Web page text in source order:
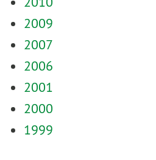
2009
2007
2006
2001
2000
1999